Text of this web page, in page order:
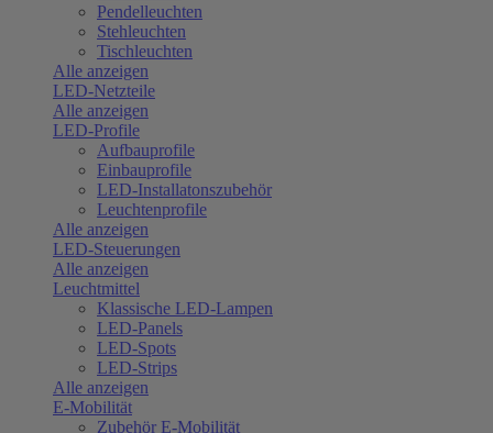
Pendelleuchten
Stehleuchten
Tischleuchten
Alle anzeigen
LED-Netzteile
Alle anzeigen
LED-Profile
Aufbauprofile
Einbauprofile
LED-Installatonszubehör
Leuchtenprofile
Alle anzeigen
LED-Steuerungen
Alle anzeigen
Leuchtmittel
Klassische LED-Lampen
LED-Panels
LED-Spots
LED-Strips
Alle anzeigen
E-Mobilität
Zubehör E-Mobilität